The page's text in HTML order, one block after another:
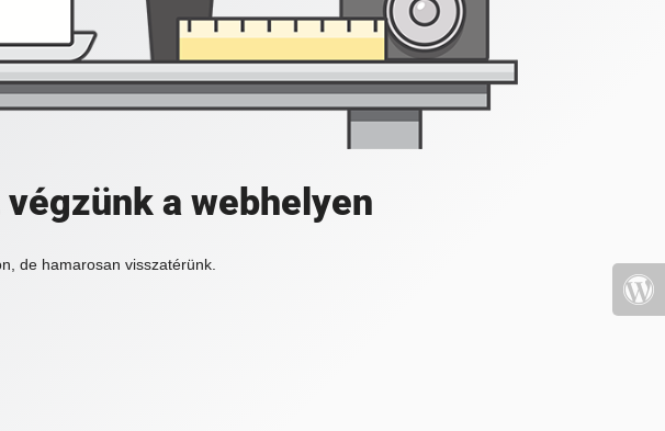
a webhelyen
de hamarosan visszatérünk.